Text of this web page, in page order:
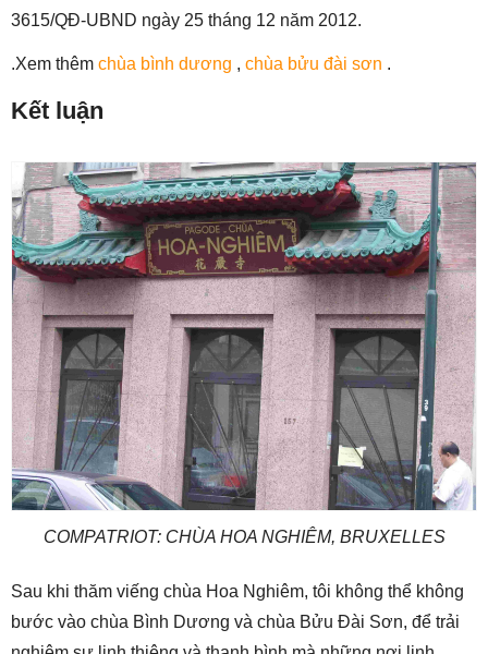
3615/QĐ-UBND ngày 25 tháng 12 năm 2012.
.Xem thêm chùa bình dương , chùa bửu đài sơn .
Kết luận
COMPATRIOT: CHÙA HOA NGHIÊM, BRUXELLES
Sau khi thăm viếng chùa Hoa Nghiêm, tôi không thể không
bước vào chùa Bình Dương và chùa Bửu Đài Sơn, để trải